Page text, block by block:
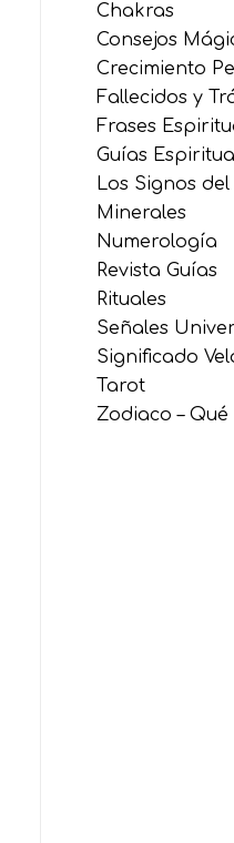
Chakras
Consejos
Crecimiento
Fallecidos y
Frases
Guías
Los Signos
Minerales
Numerología
Revista Guías
Rituales
Señales
Significado
Tarot
Zodiaco –